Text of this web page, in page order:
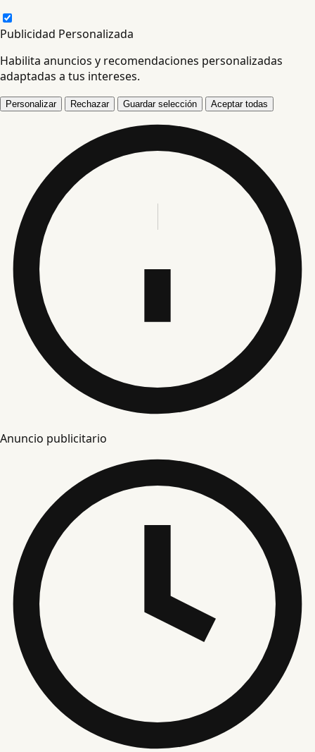
Publicidad Personalizada
Habilita anuncios y recomendaciones personalizadas
adaptadas a tus intereses.
Personalizar Rechazar Guardar selección Aceptar todas
Anuncio publicitario